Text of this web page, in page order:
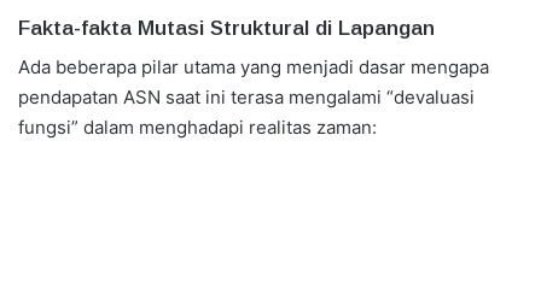
Fakta-fakta Mutasi Struktural di Lapangan
Ada beberapa pilar utama yang menjadi dasar mengapa
pendapatan ASN saat ini terasa mengalami “devaluasi
fungsi” dalam menghadapi realitas zaman: